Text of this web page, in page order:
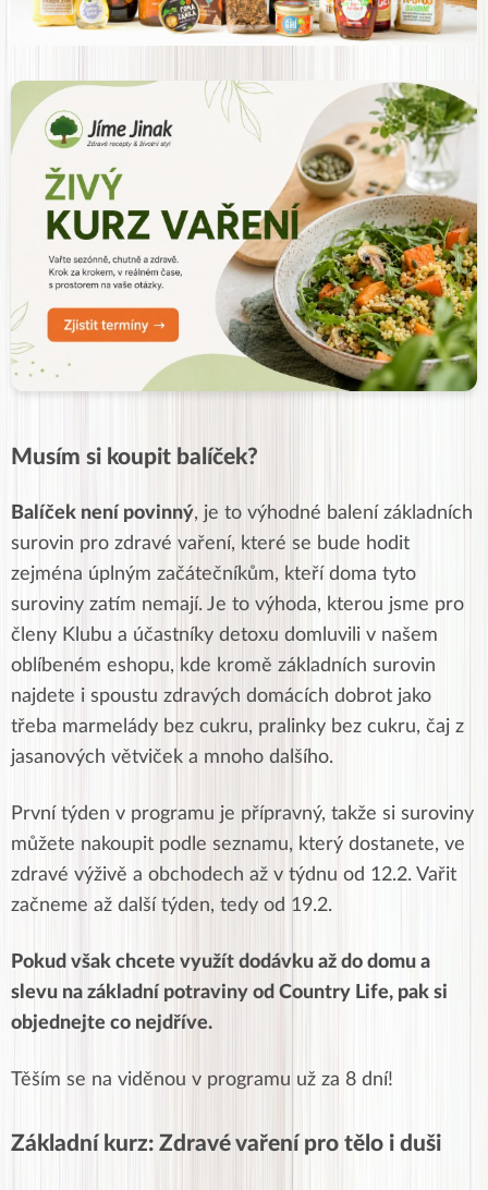
Musím si koupit balíček?
Balíček není povinný, je to výhodné balení základních
surovin pro zdravé vaření, které se bude hodit
zejména úplným začátečníkům, kteří doma tyto
suroviny zatím nemají. Je to výhoda, kterou jsme pro
členy Klubu a účastníky detoxu domluvili v našem
oblíbeném eshopu, kde kromě základních surovin
najdete i spoustu zdravých domácích dobrot jako
třeba marmelády bez cukru, pralinky bez cukru, čaj z
jasanových větviček a mnoho dalšího.
První týden v programu je přípravný, takže si suroviny
můžete nakoupit podle seznamu, který dostanete, ve
zdravé výživě a obchodech až v týdnu od 12.2. Vařit
začneme až další týden, tedy od 19.2.
Pokud však chcete využít dodávku až do domu a
slevu na základní potraviny od Country Life, pak si
objednejte co nejdříve.
Těším se na viděnou v programu už za 8 dní!
Základní kurz: Zdravé vaření pro tělo i duši